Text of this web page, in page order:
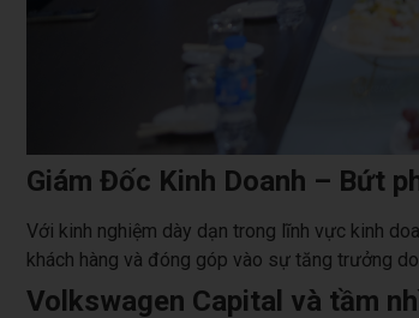
Giám Đốc Kinh Doanh – Bứt
Với kinh nghiệm dày dạn trong lĩnh vực kinh
khách hàng và đóng góp vào sự tăng trưởng
Volkswagen Capital và tầm